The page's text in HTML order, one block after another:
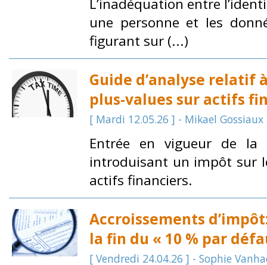
L’inadéquation entre
une personne et les
figurant sur (...)
Guide d’analyse relatif
plus-values sur actifs
[ Mardi 12.05.26 ] - Mikael Gossiaux
Entrée en vigueur de
introduisant un impôt sur
actifs financiers.
Accroissements
la fin du « 10 % par
[ Vendredi 24.04.26 ] - Sophie